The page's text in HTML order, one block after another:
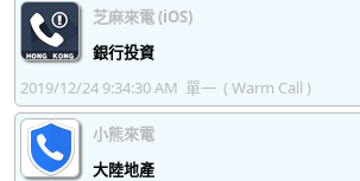
37045996 37045997
37046000
37046001
37046004
37046005 37046006
37046008
37046009
芝麻來電 (iOS)
銀行投資
2019/12/24 9:34:30 AM 單一 ( Warm Call )
小熊來電
大陸地產